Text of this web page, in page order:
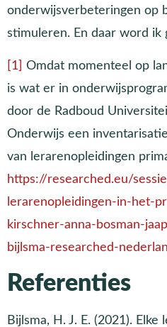
onderwijsverbeteringen op
stimuleren. En daar word ik
[1]
Omdat momenteel op
is wat er in
door de Radboud
Onderwijs een
van lerarenopleidingen
https://researched.eu/
lerarenopleidingen-in-het-
kirschner-anna-bosman-
bijlsma-researched-
Referenties
Bijlsma, H. J. E. (2021).